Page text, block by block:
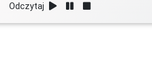
Odczytaj